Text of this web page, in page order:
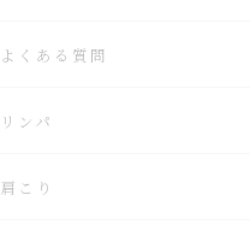
よくある質問
リンパ
肩こり